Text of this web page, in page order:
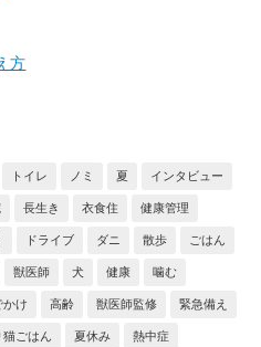
方
トイレ ノミ 夏 インタビュー
長生き 衣食住 健康管理
ドライブ ダニ 散歩 ごはん
獣医師 犬 健康 噛む
かけ 高齢 獣医師監修 緊急備え
猫ごはん 夏休み 熱中症